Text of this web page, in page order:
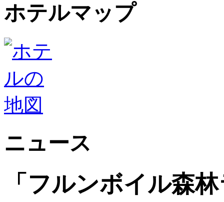
ホテルマップ
ニュース
「フルンボイル森